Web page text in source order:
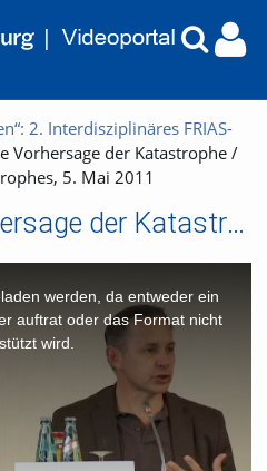
2. Interdisziplinäres FRIAS-
Vorhersage der Katastrophe /
5. Mai 2011
Sektion I: Die Vorhersage der Katastrophe / The Premonition of Catastrophes, 5. Mai 2011
werden, da entweder ein
auftrat oder das Format nicht
wird.